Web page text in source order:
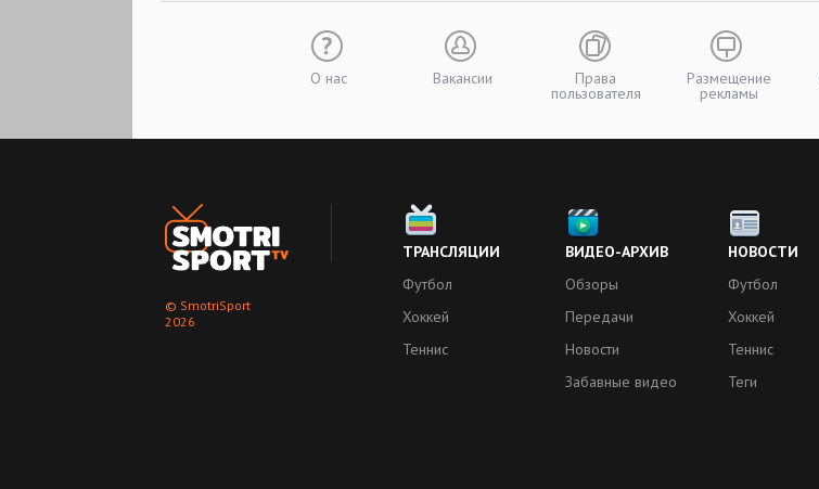
О нас Вакансии Права
пользователя
Размещение
рекламы
© SmotriSport
2026
ТРАНСЛЯЦИИ
Футбол
Хоккей
Теннис
ВИДЕО-АРХИВ
Обзоры
Передачи
Новости
Забавные видео
НОВОСТИ
Футбол
Хоккей
Теннис
Теги